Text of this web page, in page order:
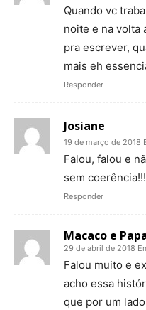
Quando vc
noite e na volta
pra escrever,
mais eh
Responder
Josiane
19 de março de 2018
Falou, falou e
sem coerência!!!
Responder
Macaco e
29 de abril de 2018
Falou muito e
acho essa
que por um